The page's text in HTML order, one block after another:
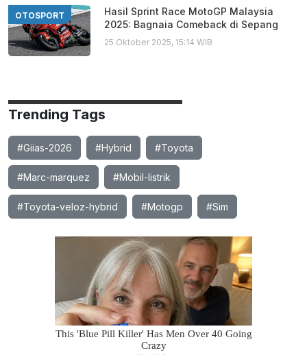
OTOSPORT
Hasil Sprint Race MotoGP Malaysia
2025: Bagnaia Comeback di Sepang
25 Oktober 2025, 15:14 WIB
Trending Tags
#Giias-2026 #Hybrid #Toyota
#Marc-marquez #Mobil-listrik
#Toyota-veloz-hybrid #Motogp #Sim